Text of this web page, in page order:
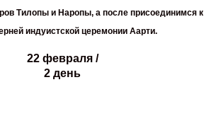
Тилопы и Наропы, а после присоединимся к
индуистской церемонии Аарти.
22 февраля /
2 день